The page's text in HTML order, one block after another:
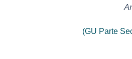
(GU Parte